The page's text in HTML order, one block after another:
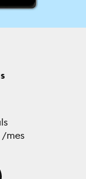
/mes